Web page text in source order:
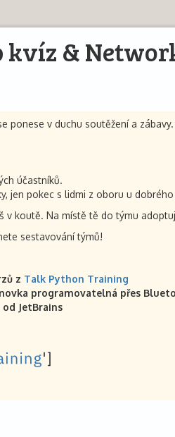
kvíz &
ponese v duchu soutěžení a
účastníků.
jen pokec s lidmi z oboru u dobrého
v koutě. Na místě tě do týmu
sestavování týmů!
z Talk Python Training
programovatelná přes
JetBrains